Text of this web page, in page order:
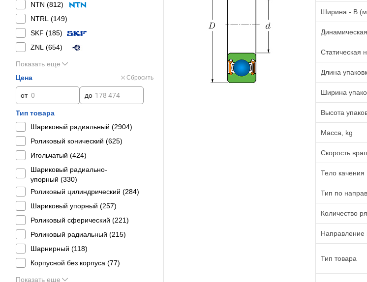
NTN (812)
NTRL (149)
SKF (185)
ZNL (654)
Показать еще
Цена
Сбросить
от до
Тип товара
Шариковый радиальный (2904)
Роликовый конический (625)
Игольчатый (424)
Шариковый радиально-
упорный (330)
Роликовый цилиндрический (284)
Шариковый упорный (257)
Роликовый сферический (221)
Роликовый радиальный (215)
Шарнирный (118)
Корпусной без корпуса (77)
Показать еще
Ширина - B
Статическая
Длина
Ширина
Высота
Масса, kg
Cкорость
Тело качения
Тип по
Количество
Направление
Тип товара